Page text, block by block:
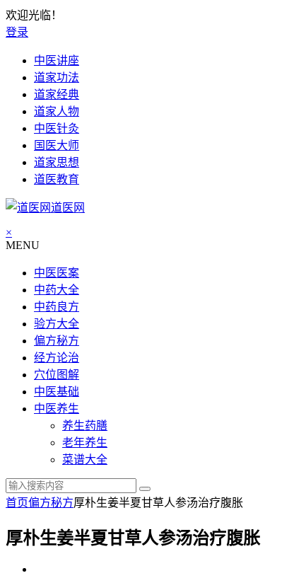
欢迎光临！
登录
中医讲座
道家功法
道家经典
道家人物
中医针灸
国医大师
道家思想
道医教育
道医网
×
MENU
中医医案
中药大全
中药良方
验方大全
偏方秘方
经方论治
穴位图解
中医基础
中医养生
养生药膳
老年养生
菜谱大全
首页偏方秘方厚朴生姜半夏甘草人参汤治疗腹胀
厚朴生姜半夏甘草人参汤治疗腹胀